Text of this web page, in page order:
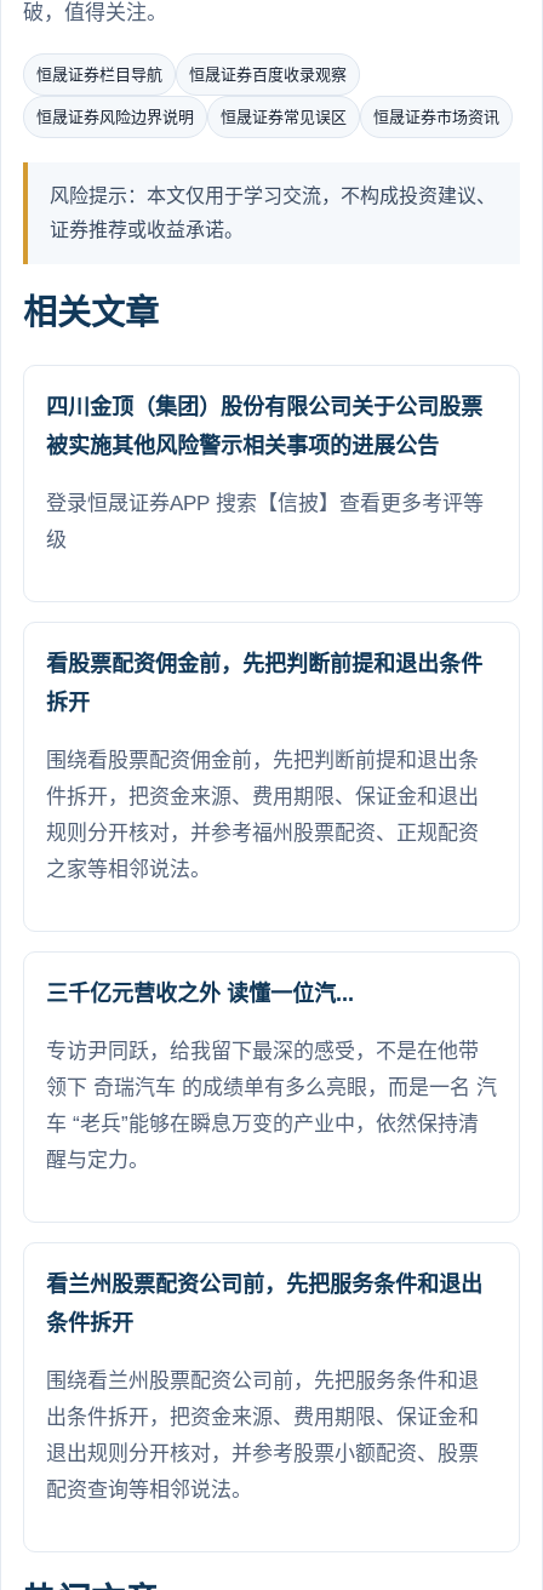
破，值得关注。
恒晟证券栏目导航 恒晟证券百度收录观察
恒晟证券风险边界说明 恒晟证券常见误区 恒晟证券市场资讯
风险提示：本文仅用于学习交流，不构成投资建议、
证券推荐或收益承诺。
相关文章
四川金顶（集团）股份有限公司关于公司股票
被实施其他风险警示相关事项的进展公告
登录恒晟证券APP 搜索【信披】查看更多考评等
级
看股票配资佣金前，先把判断前提和退出条件
拆开
围绕看股票配资佣金前，先把判断前提和退出条
件拆开，把资金来源、费用期限、保证金和退出
规则分开核对，并参考福州股票配资、正规配资
之家等相邻说法。
三千亿元营收之外 读懂一位汽...
专访尹同跃，给我留下最深的感受，不是在他带
领下 奇瑞汽车 的成绩单有多么亮眼，而是一名 汽
车 “老兵”能够在瞬息万变的产业中，依然保持清
醒与定力。
看兰州股票配资公司前，先把服务条件和退出
条件拆开
围绕看兰州股票配资公司前，先把服务条件和退
出条件拆开，把资金来源、费用期限、保证金和
退出规则分开核对，并参考股票小额配资、股票
配资查询等相邻说法。